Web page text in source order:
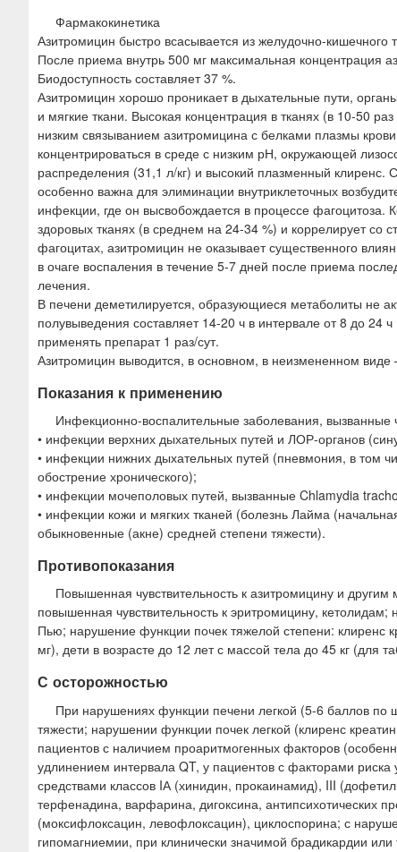
Фармакокинетика
Азитромицин быстро всасывается из желудочно-кишечного
После приема внутрь 500 мг максимальная концентрация
Биодоступность составляет 37 %.
Азитромицин хорошо проникает в дыхательные пути,
и мягкие ткани. Высокая концентрация в тканях (в 10-50
низким связыванием азитромицина с белками плазмы
концентрироваться в среде с низким рН, окружающей
распределения (31,1 л/кг) и высокий плазменный клиренс.
особенно важна для элиминации внутриклеточных
инфекции, где он высвобождается в процессе
здоровых тканях (в среднем на 24-34 %) и коррелирует со
фагоцитах, азитромицин не оказывает существенного
в очаге воспаления в течение 5-7 дней после приема
лечения.
В печени деметилируется, образующиеся метаболиты не
полувыведения составляет 14-20 ч в интервале от 8 до
применять препарат 1 раз/сут.
Азитромицин выводится, в основном, в неизмененном
Показания к применению
Инфекционно-воспалительные заболевания, вызванные
• инфекции верхних дыхательных путей и ЛОР-органов
• инфекции нижних дыхательных путей (пневмония, в том
обострение хронического);
• инфекции мочеполовых путей, вызванные Chlamydia
• инфекции кожи и мягких тканей (болезнь Лайма
обыкновенные (акне) средней степени тяжести).
Противопоказания
Повышенная чувствительность к азитромицину и
повышенная чувствительность к эритромицину,
Пью; нарушение функции почек тяжелой степени: клиренс
мг), дети в возрасте до 12 лет с массой тела до 45 кг (для
С осторожностью
При нарушениях функции печени легкой (5-6 баллов
тяжести; нарушении функции почек легкой (клиренс
пациентов с наличием проаритмогенных факторов
удлинением интервала QT, у пациентов с факторами
средствами классов IА (хинидин, прокаинамид), III
терфенадина, варфарина, дигоксина, антипсихотических
(моксифлоксацин, левофлоксацин), циклоспорина; с
гипомагниемии, при клинически значимой брадикардии